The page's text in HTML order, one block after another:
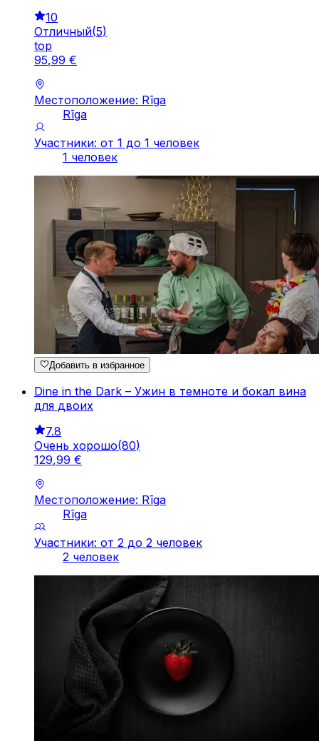
10
Отличный(5)
top
95,99 €
Местоположение: Rīga
Rīga
Участники: от 1 до 1 человек
1 человек
Добавить в избранное
Dine in the Dark – Ужин в темноте и бокал вина
для двоих
7.8
Очень хорошо(80)
129,99 €
Местоположение: Rīga
Rīga
Участники: от 2 до 2 человек
2 человек